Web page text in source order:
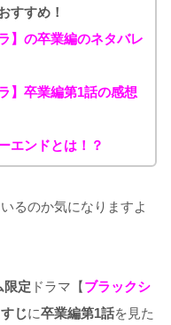
すすめ！
】の卒業編のネタバレ
】卒業編第1話の感想
エンドとは！？
るのか気になりますよ
限定 ドラマ【ブラックシ
じに卒業編第1話を見た